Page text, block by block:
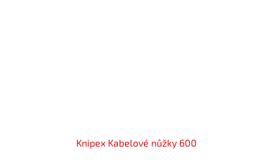
Knipex Kabelové nůžky 600